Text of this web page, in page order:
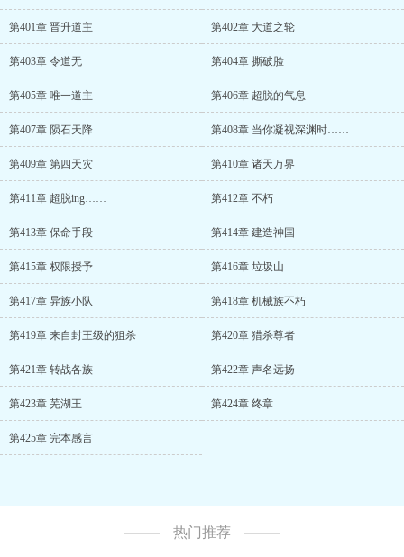
第401章 晋升道主 第402章 大道之轮
第403章 令道无 第404章 撕破脸
第405章 唯一道主 第406章 超脱的气息
第407章 陨石天降 第408章 当你凝视深渊时……
第409章 第四天灾 第410章 诸天万界
第411章 超脱ing…… 第412章 不朽
第413章 保命手段 第414章 建造神国
第415章 权限授予 第416章 垃圾山
第417章 异族小队 第418章 机械族不朽
第419章 来自封王级的狙杀 第420章 猎杀尊者
第421章 转战各族 第422章 声名远扬
第423章 芜湖王 第424章 终章
第425章 完本感言
热门推荐